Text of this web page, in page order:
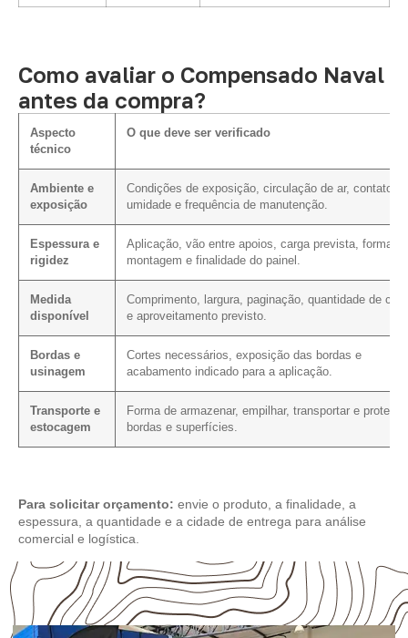
Como avaliar o Compensado Naval
antes da compra?
Aspecto
técnico
O que deve ser verificado
Ambiente e
exposição
Condições de exposição, circulação de ar, contato
umidade e frequência de manutenção.
Espessura e
rigidez
Aplicação, vão entre apoios, carga prevista, forma de
montagem e finalidade do painel.
Medida
disponível
Comprimento, largura, paginação, quantidade de
e aproveitamento previsto.
Bordas e
usinagem
Cortes necessários, exposição das bordas e
acabamento indicado para a aplicação.
Transporte e
estocagem
Forma de armazenar, empilhar, transportar e
bordas e superfícies.
Para solicitar orçamento: envie o produto, a finalidade, a
espessura, a quantidade e a cidade de entrega para análise
comercial e logística.